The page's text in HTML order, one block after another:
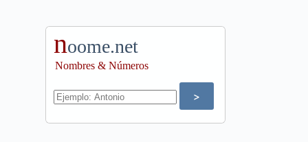
noome.net
Nombres & Números